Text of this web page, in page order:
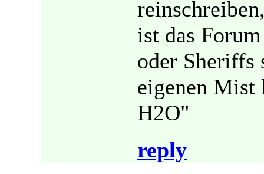
ist das
oder Sheriffs
eigenen Mist
H2O"
reply